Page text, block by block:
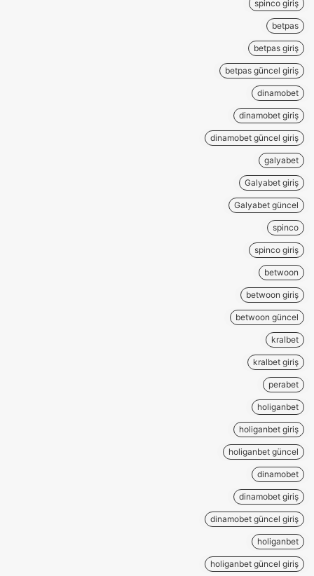
spinco giriş
betpas
betpas giriş
betpas güncel giriş
dinamobet
dinamobet giriş
dinamobet güncel giriş
galyabet
Galyabet giriş
Galyabet güncel
spinco
spinco giriş
betwoon
betwoon giriş
betwoon güncel
kralbet
kralbet giriş
perabet
holiganbet
holiganbet giriş
holiganbet güncel
dinamobet
dinamobet giriş
dinamobet güncel giriş
holiganbet
holiganbet güncel giriş